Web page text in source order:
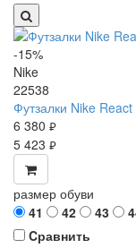
-15%
Nike
22538
Футзалки Nike
6 380 руб.
5 423 руб.
размер обуви
41
42 43
Cравнить